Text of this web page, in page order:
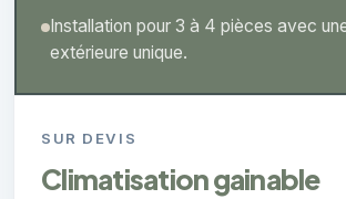
Installation pour 3 à 4 pièces avec
extérieure unique.
SUR DEVIS
Climatisation gainable